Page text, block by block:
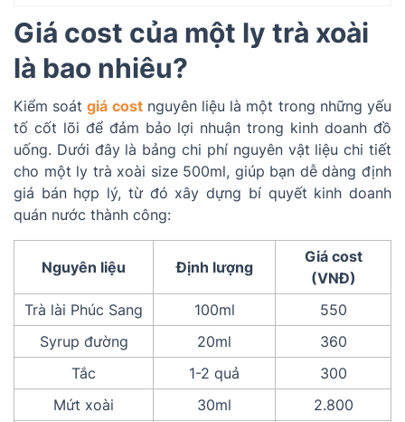
Giá cost của một ly trà xoài
là bao nhiêu?
Kiểm soátgiá costnguyên liệu là một trong những yếu
tố cốt lõi để đảm bảo lợi nhuận trong kinh doanh đồ
uống. Dưới đây là bảng chi phí nguyên vật liệu chi tiết
cho một ly trà xoài size 500ml, giúp bạn dễ dàng định
giá bán hợp lý, từ đó xây dựng bí quyết kinh doanh
quán nước thành công:
Nguyên liệu Định lượng
Giá cost
(VNĐ)
Trà lài Phúc Sang
100ml
550
Syrup đường
20ml
360
Tắc
1-2 quả
300
Mứt xoài
30ml
2.800